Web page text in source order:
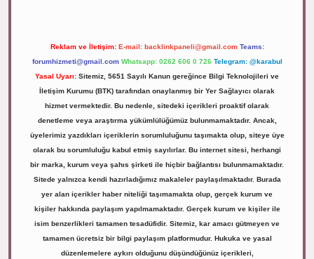
Reklam ve İletişim: E-mail: backlinkpaneli@gmail.com Teams:
forumhizmeti@gmail.com Whatsapp: 0262 606 0 726 Telegram: @karabul
Yasal Uyarı: Sitemiz, 5651 Sayılı Kanun gereğince Bilgi Teknolojileri ve
İletişim Kurumu (BTK) tarafından onaylanmış bir Yer Sağlayıcı olarak
hizmet vermektedir. Bu nedenle, sitedeki içerikleri proaktif olarak
denetleme veya araştırma yükümlülüğümüz bulunmamaktadır. Ancak,
üyelerimiz yazdıkları içeriklerin sorumluluğunu taşımakta olup, siteye üye
olarak bu sorumluluğu kabul etmiş sayılırlar. Bu internet sitesi, herhangi
bir marka, kurum veya şahıs şirketi ile hiçbir bağlantısı bulunmamaktadır.
Sitede yalnızca kendi hazırladığımız makaleler paylaşılmaktadır. Burada
yer alan içerikler haber niteliği taşımamakta olup, gerçek kurum ve
kişiler hakkında paylaşım yapılmamaktadır. Gerçek kurum ve kişiler ile
isim benzerlikleri tamamen tesadüfidir. Sitemiz, kar amacı gütmeyen ve
tamamen ücretsiz bir bilgi paylaşım platformudur. Hukuka ve yasal
düzenlemelere aykırı olduğunu düşündüğünüz içerikleri,